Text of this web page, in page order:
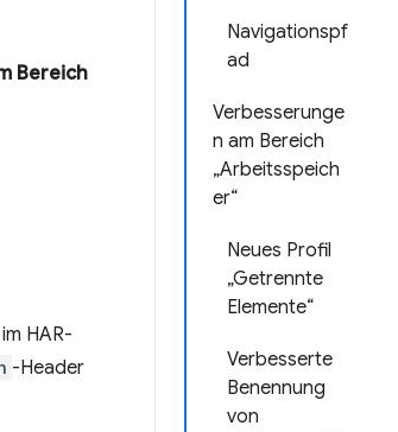
Navigationspf
ad
Verbesserunge
n am Bereich
„Arbeitsspeich
er“
Neues Profil
„Getrennte
Elemente“
Verbesserte
Benennung
von
Bereich
HAR-
-Header